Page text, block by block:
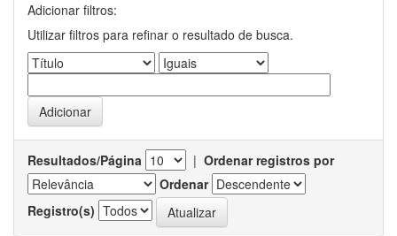
Adicionar filtros:
Utilizar filtros para refinar o resultado de busca.
Resultados/Página | Ordenar registros por
Ordenar
Registro(s)